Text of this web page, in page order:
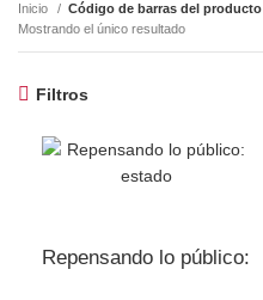
Inicio Código de barras del producto
Mostrando el único resultado
Filtros
Repensando lo público: